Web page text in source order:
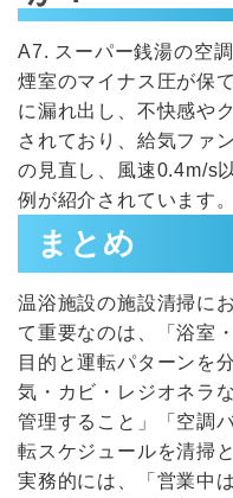
A7. スーパー銭湯の空
煙室のマイナス圧が保
に漏れ出し、不快感や
されており、給気ファ
の見直し、風速0.4m/s
例が紹介されています。
まとめ
温浴施設の施設清掃に
て重要なのは、「浴室
目的と運転パターンを
気・カビ・レジオネラ
管理すること」「空調
転スケジュールを清掃
実務的には、「営業中